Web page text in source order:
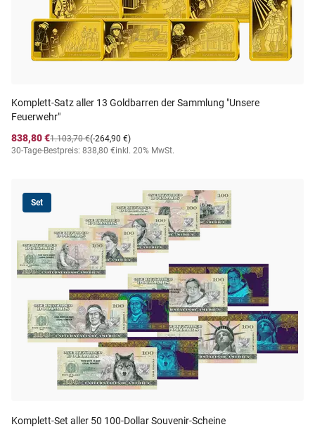
Komplett-Satz aller 13 Goldbarren der Sammlung "Unsere
Feuerwehr"
838,80 €
(-264,90 €)
1.103,70 €
30-Tage-Bestpreis: 838,80 €inkl. 20% MwSt.
Set
Komplett-Set aller 50 100-Dollar Souvenir-Scheine